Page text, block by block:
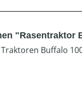
"Rasentraktor
Buffalo